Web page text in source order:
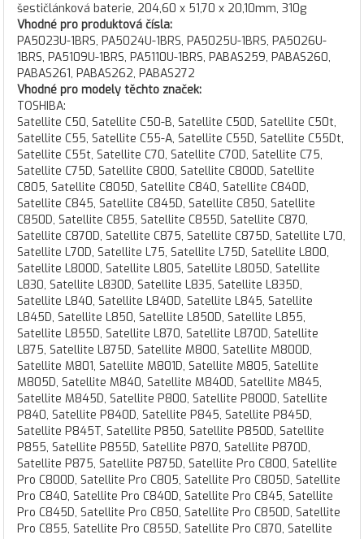
šestičlánková baterie, 204,60 x 51,70 x 20,10mm, 310g
Vhodné pro produktová čísla:
PA5023U-1BRS, PA5024U-1BRS, PA5025U-1BRS, PA5026U-
1BRS, PA5109U-1BRS, PA5110U-1BRS, PABAS259, PABAS260,
PABAS261, PABAS262, PABAS272
Vhodné pro modely těchto značek:
TOSHIBA:
Satellite C50, Satellite C50-B, Satellite C50D, Satellite C50t,
Satellite C55, Satellite C55-A, Satellite C55D, Satellite C55Dt,
Satellite C55t, Satellite C70, Satellite C70D, Satellite C75,
Satellite C75D, Satellite C800, Satellite C800D, Satellite
C805, Satellite C805D, Satellite C840, Satellite C840D,
Satellite C845, Satellite C845D, Satellite C850, Satellite
C850D, Satellite C855, Satellite C855D, Satellite C870,
Satellite C870D, Satellite C875, Satellite C875D, Satellite L70,
Satellite L70D, Satellite L75, Satellite L75D, Satellite L800,
Satellite L800D, Satellite L805, Satellite L805D, Satellite
L830, Satellite L830D, Satellite L835, Satellite L835D,
Satellite L840, Satellite L840D, Satellite L845, Satellite
L845D, Satellite L850, Satellite L850D, Satellite L855,
Satellite L855D, Satellite L870, Satellite L870D, Satellite
L875, Satellite L875D, Satellite M800, Satellite M800D,
Satellite M801, Satellite M801D, Satellite M805, Satellite
M805D, Satellite M840, Satellite M840D, Satellite M845,
Satellite M845D, Satellite P800, Satellite P800D, Satellite
P840, Satellite P840D, Satellite P845, Satellite P845D,
Satellite P845T, Satellite P850, Satellite P850D, Satellite
P855, Satellite P855D, Satellite P870, Satellite P870D,
Satellite P875, Satellite P875D, Satellite Pro C800, Satellite
Pro C800D, Satellite Pro C805, Satellite Pro C805D, Satellite
Pro C840, Satellite Pro C840D, Satellite Pro C845, Satellite
Pro C845D, Satellite Pro C850, Satellite Pro C850D, Satellite
Pro C855, Satellite Pro C855D, Satellite Pro C870, Satellite